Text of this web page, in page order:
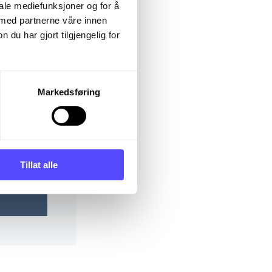
mediefunksjoner og for å
partnerne våre innen
du har gjort tilgjengelig for
Markedsføring
Tillat alle